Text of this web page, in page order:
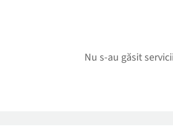
Nu s-au găsit